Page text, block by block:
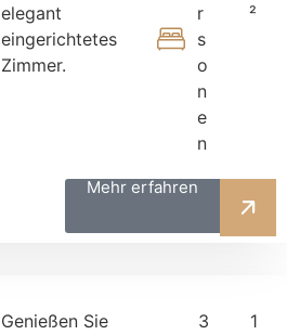
elegant
eingerichtetes
Zimmer.
r
s
o
n
e
n
²
Mehr erfahren
Genießen Sie
3
1